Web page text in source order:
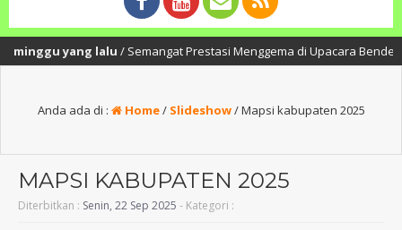
yang lalu/ Semangat Prestasi Menggema di Upacara Bendera
Anda ada di : Home/ Slideshow/Mapsi kabupaten 2025
MAPSI KABUPATEN 2025
Diterbitkan : Senin, 22 Sep 2025 - Kategori :